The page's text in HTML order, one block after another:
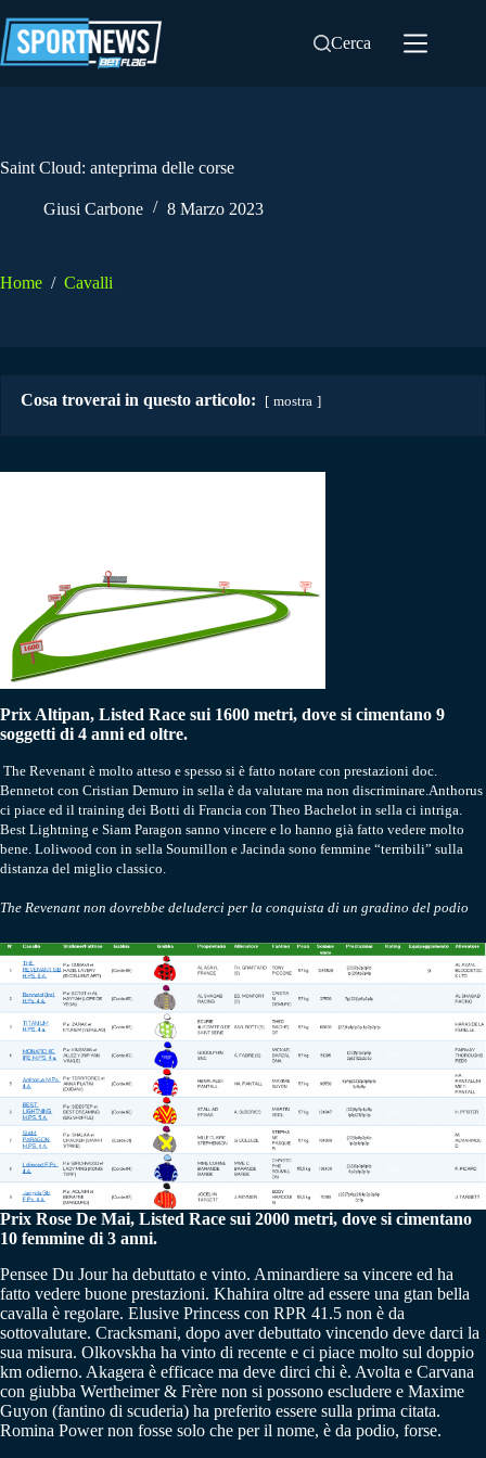
al
contenuto
Cerca
Saint Cloud: anteprima delle corse
Giusi Carbone 8 Marzo 2023
Home / Cavalli
Cosa troverai in questo articolo: mostra
Prix Altipan, Listed Race sui 1600 metri, dove si cimentano 9
soggetti di 4 anni ed oltre.
The Revenant è molto atteso e spesso si è fatto notare con prestazioni doc.
Bennetot con Cristian Demuro in sella è da valutare ma non discriminare.Anthorus
ci piace ed il training dei Botti di Francia con Theo Bachelot in sella ci intriga.
Best Lightning e Siam Paragon sanno vincere e lo hanno già fatto vedere molto
bene. Loliwood con in sella Soumillon e Jacinda sono femmine “terribili” sulla
distanza del miglio classico.
The Revenant non dovrebbe deluderci per la conquista di un gradino del podio
Prix Rose De Mai, Listed Race sui 2000 metri, dove si cimentano
10 femmine di 3 anni.
Pensee Du Jour ha debuttato e vinto. Aminardiere sa vincere ed ha
fatto vedere buone prestazioni. Khahira oltre ad essere una gtan bella
cavalla è regolare. Elusive Princess con RPR 41.5 non è da
sottovalutare. Cracksmani, dopo aver debuttato vincendo deve darci la
sua misura. Olkovskha ha vinto di recente e ci piace molto sul doppio
km odierno. Akagera è efficace ma deve dirci chi è. Avolta e Carvana
con giubba Wertheimer & Frère non si possono escludere e Maxime
Guyon (fantino di scuderia) ha preferito essere sulla prima citata.
Romina Power non fosse solo che per il nome, è da podio, forse.